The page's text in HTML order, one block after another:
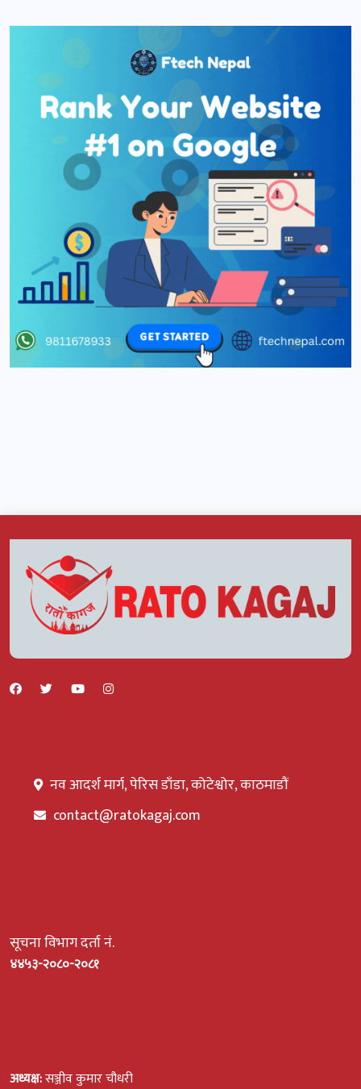
नव आदर्श मार्ग, पेरिस डाँडा, कोटेश्वोर, काठमाडौं
contact@ratokagaj.com
सूचना विभाग दर्ता नं.
४४५३-२०८०-२०८१
अध्यक्ष:सञ्जीव कुमार चौधरी